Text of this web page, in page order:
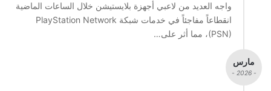
واجه العديد من لاعبي أجهزة بلايستيشن خلال الساعات الماضية
انقطاعاً مفاجئاً في خدمات شبكة PlayStation Network
(PSN)، مما أثر على…
مارس
- 2026 -